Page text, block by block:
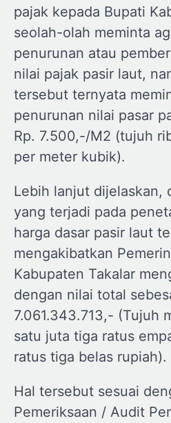
pajak kepada Bupati
seolah-olah meminta
penurunan atau
nilai pajak pasir laut,
tersebut ternyata
penurunan nilai pasar
Rp. 7.500,-/M2 (tujuh
per meter kubik).
Lebih lanjut dijelaskan,
yang terjadi pada
harga dasar pasir laut
mengakibatkan
Kabupaten Takalar
dengan nilai total
7.061.343.713,- (Tujuh
satu juta tiga ratus
ratus tiga belas rupiah).
Hal tersebut sesuai
Pemeriksaan / Audit